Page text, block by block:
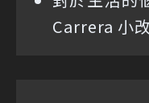
Carrera 小